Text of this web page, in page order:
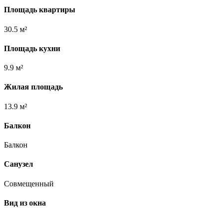
Площадь квартиры
30.5 м²
Площадь кухни
9.9 м²
Жилая площадь
13.9 м²
Балкон
Балкон
Санузел
Совмещенный
Вид из окна